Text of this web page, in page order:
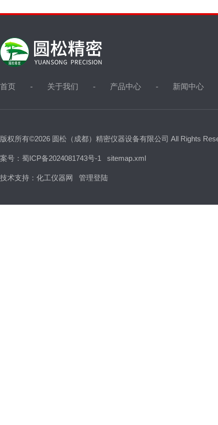
首页 关于我们 产品中心 新闻中心
版权所有©2026 圆松（成都）精密仪器设备有限公司 All Rights
案号：蜀ICP备2024081743号-1 sitemap.xml
技术支持： 化工仪器网 管理登陆